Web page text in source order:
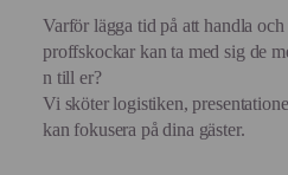
Varför lägga tid på att handla
proffskockar kan ta med sig de
n till er?
Vi sköter logistiken,
kan fokusera på dina gäster.